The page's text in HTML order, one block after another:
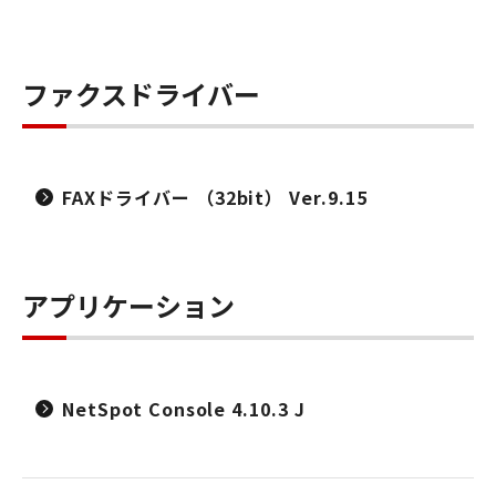
ファクスドライバー
FAXドライバー （32bit） Ver.9.15
アプリケーション
NetSpot Console 4.10.3 J